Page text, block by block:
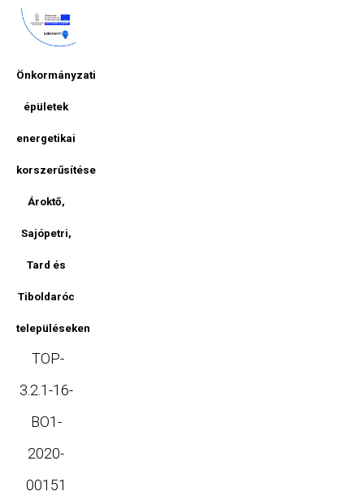
Önkormányzati
épületek
energetikai
korszerűsítése
Ároktő,
Sajópetri,
Tard és
Tiboldaróc
településeken
TOP-
3.2.1-16-
BO1-
2020-
00151